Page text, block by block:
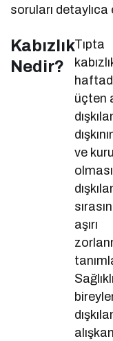
soruları detaylıca
Kabızlık
Nedir?
Tıpta
üçten
ve kuru
aşırı
Sağlıklı